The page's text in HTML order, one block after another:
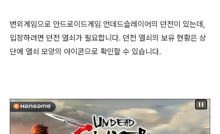
번외게임으로 안드로이드게임 언데드슬레이어의 던전이 있는데,
입장하려면 던전 열쇠가 필요합니다. 던전 열쇠의 보유 현황은 상
단에 열쇠 모양의 아이콘으로 확인할 수 있습니다.